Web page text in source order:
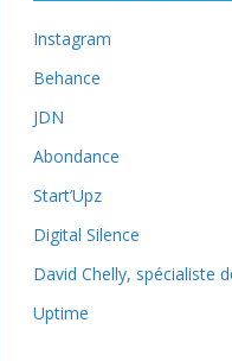
Instagram
Behance
JDN
Abondance
Start’Upz
Digital Silence
David Chelly, spécialiste
Uptime